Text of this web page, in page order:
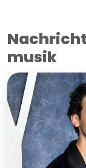
musik